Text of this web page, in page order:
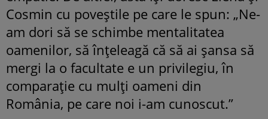
Cosmin cu poveștile pe care le spun: „Ne-
am dori să se schimbe mentalitatea
oamenilor, să înțeleagă că să ai șansa să
mergi la o facultate e un privilegiu, în
comparație cu mulți oameni din
România, pe care noi i-am cunoscut.”